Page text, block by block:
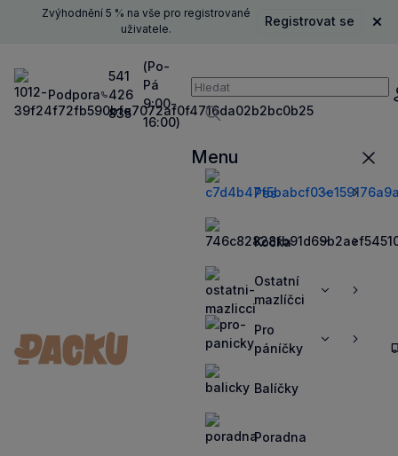
Zvýhodnění 5 % na vše pro registrované
uživatele.
Registrovat se
Podpora
541
426
835
(Po-
Pá
9:00-
16:00)
Vyhledávání
Vyhledávat
Menu
Pes
ZobrazitZobrazit
Kočka
ZobrazitZobrazit
Ostatní
mazlíčci
ZobrazitZobrazit
Pro
páníčky
ZobrazitZobrazit
Balíčky
Poradna